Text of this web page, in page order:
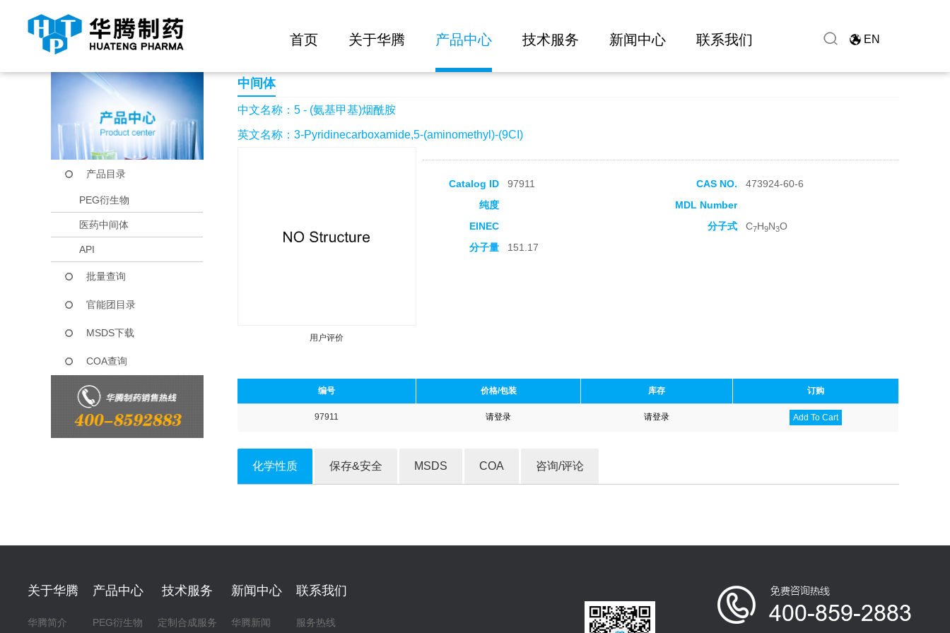
首页 关于华腾 产品中心 技术服务 新闻中心 联系我们 EN
当前位置： 首页 产品中心 5 - (氨基甲基)烟酰胺
产品目录
PEG衍生物
医药中间体
API
批量查询
官能团目录
MSDS下载
COA查询
中间体
中文名称：5 - (氨基甲基)烟酰胺
英文名称：3-Pyridinecarboxamide,5-(aminomethyl)-(9CI)
用户评价
Catalog ID 97911 CAS NO.
473924-60-6
纯度
MDL Number
EINEC
分子式 C7H9N3O
分子量
151.17
编号 价格/包装 库存 订购
97911 请登录 请登录 Add To Cart
化学性质 保存&安全 MSDS COA 咨询/评论
关于华腾
华腾简介
产品中心
PEG衍生物
技术服务
定制合成服务
新闻中心
华腾新闻
联系我们
服务热线